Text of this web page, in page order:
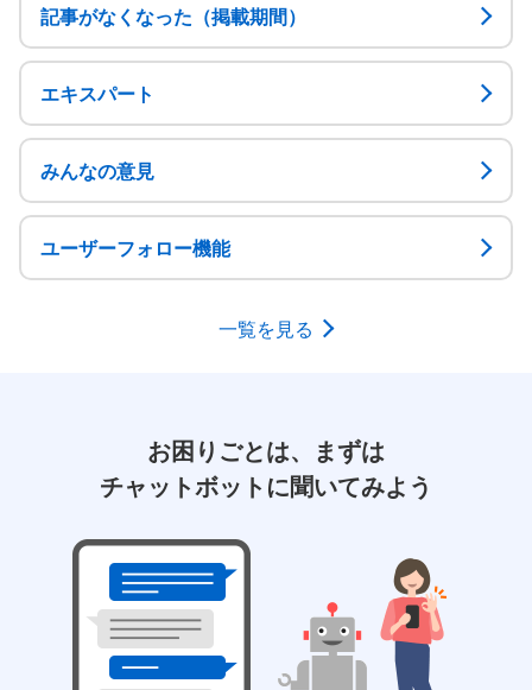
記事がなくなった（掲載期間）
エキスパート
みんなの意見
ユーザーフォロー機能
一覧を見る
お困りごとは、まずは
チャットボットに聞いてみよう